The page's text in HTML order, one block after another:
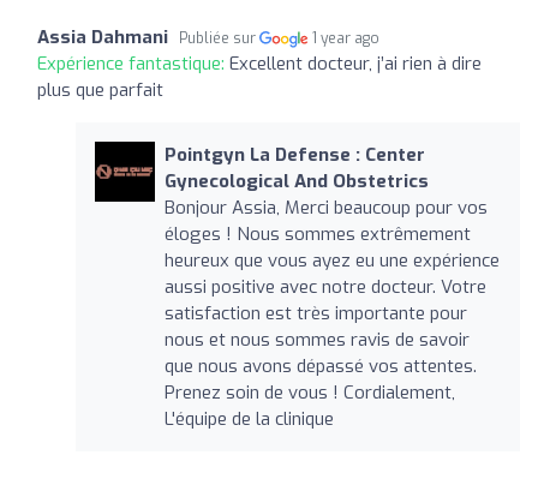
Assia Dahmani Publiée sur 1 year ago
Expérience fantastique: Excellent docteur, j’ai rien à dire
plus que parfait
Pointgyn La Defense : Center
Gynecological And Obstetrics
Bonjour Assia, Merci beaucoup pour vos
éloges ! Nous sommes extrêmement
heureux que vous ayez eu une expérience
aussi positive avec notre docteur. Votre
satisfaction est très importante pour
nous et nous sommes ravis de savoir
que nous avons dépassé vos attentes.
Prenez soin de vous ! Cordialement,
L'équipe de la clinique